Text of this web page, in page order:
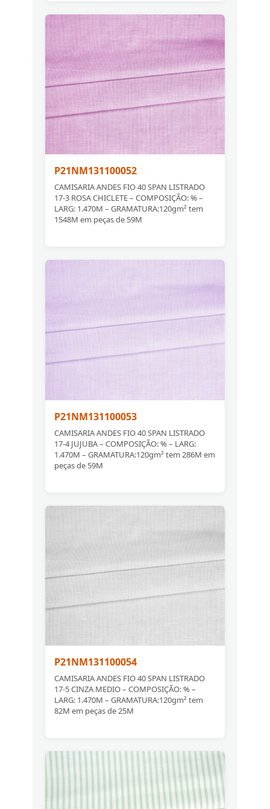
P21NM131100052
CAMISARIA ANDES FIO 40 SPAN LISTRADO
17-3 ROSA CHICLETE – COMPOSIÇÃO: % –
LARG: 1.470M – GRAMATURA:120gm² tem
1548M em peças de 59M
P21NM131100053
CAMISARIA ANDES FIO 40 SPAN LISTRADO
17-4 JUJUBA – COMPOSIÇÃO: % – LARG:
1.470M – GRAMATURA:120gm² tem 286M em
peças de 59M
P21NM131100054
CAMISARIA ANDES FIO 40 SPAN LISTRADO
17-5 CINZA MEDIO – COMPOSIÇÃO: % –
LARG: 1.470M – GRAMATURA:120gm² tem
82M em peças de 25M